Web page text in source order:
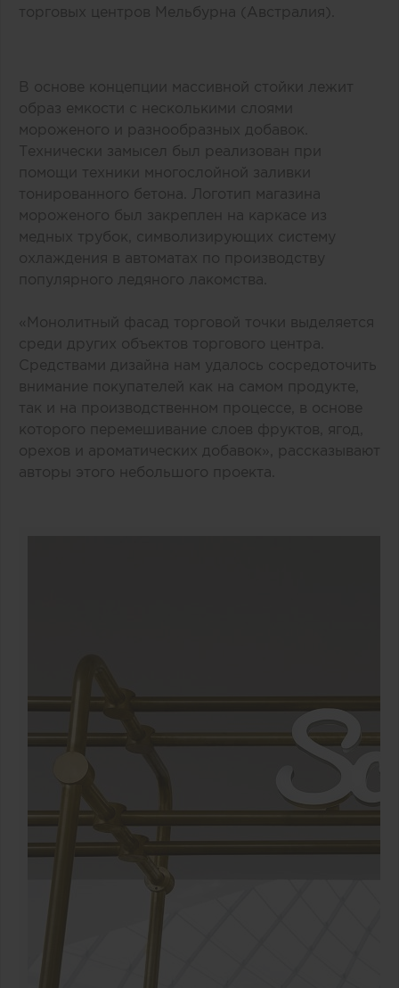
торговых центров Мельбурна (Австралия).
В основе концепции массивной стойки лежит
образ емкости с несколькими слоями
мороженого и разнообразных добавок.
Технически замысел был реализован при
помощи техники многослойной заливки
тонированного бетона. Логотип магазина
мороженого был закреплен на каркасе из
медных трубок, символизирующих систему
охлаждения в автоматах по производству
популярного ледяного лакомства.
«Монолитный фасад торговой точки выделяется
среди других объектов торгового центра.
Средствами дизайна нам удалось сосредоточить
внимание покупателей как на самом продукте,
так и на производственном процессе, в основе
которого перемешивание слоев фруктов, ягод,
орехов и ароматических добавок», рассказывают
авторы этого небольшого проекта.